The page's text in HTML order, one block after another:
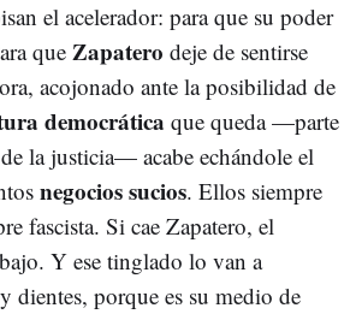
el acelerador: para que su poder
queZapatero deje de sentirse
acojonado ante la posibilidad de
democrática que queda —parte
la justicia— acabe echándole el
negocios sucios. Ellos siempre
fascista. Si cae Zapatero, el
Y ese tinglado lo van a
dientes, porque es su medio de